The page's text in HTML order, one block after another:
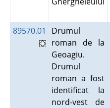
89570.01
Drumul
roman de la
Geoagiu.
Drumul
roman a fost
identificat la
nord-vest de